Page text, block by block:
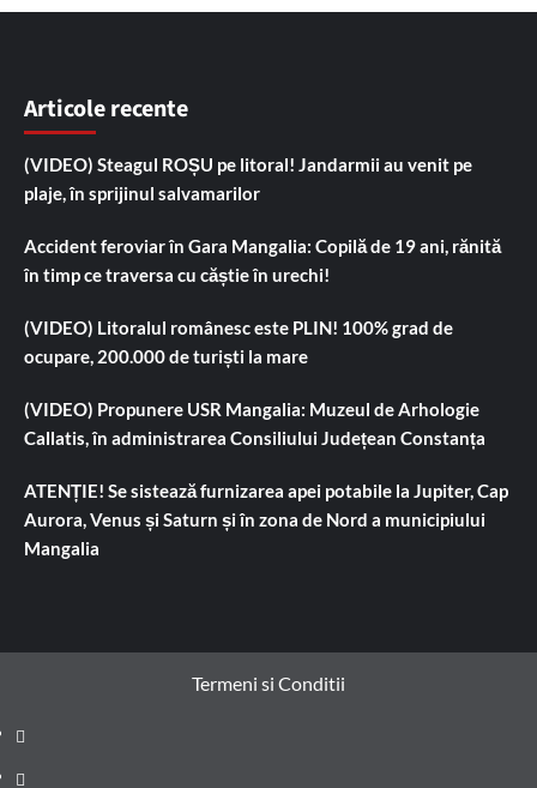
Articole recente
(VIDEO) Steagul ROȘU pe litoral! Jandarmii au venit pe
plaje, în sprijinul salvamarilor
Accident feroviar în Gara Mangalia: Copilă de 19 ani, rănită
în timp ce traversa cu căștie în urechi!
(VIDEO) Litoralul românesc este PLIN! 100% grad de
ocupare, 200.000 de turiști la mare
(VIDEO) Propunere USR Mangalia: Muzeul de Arhologie
Callatis, în administrarea Consiliului Județean Constanța
ATENȚIE! Se sistează furnizarea apei potabile la Jupiter, Cap
Aurora, Venus și Saturn și în zona de Nord a municipiului
Mangalia
Termeni si Conditii
Prima
pagină
Știri